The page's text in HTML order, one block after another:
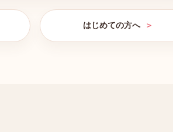
はじめての方へ